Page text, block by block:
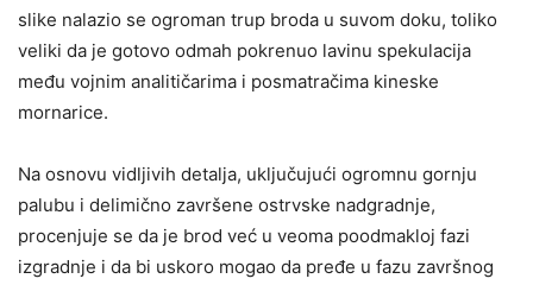
slike nalazio se ogroman trup broda u suvom doku, toliko
veliki da je gotovo odmah pokrenuo lavinu spekulacija
među vojnim analitičarima i posmatračima kineske
mornarice.
Na osnovu vidljivih detalja, uključujući ogromnu gornju
palubu i delimično završene ostrvske nadgradnje,
procenjuje se da je brod već u veoma poodmakloj fazi
izgradnje i da bi uskoro mogao da pređe u fazu završnog